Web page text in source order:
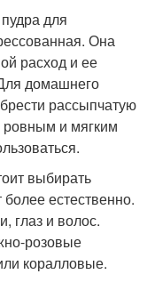
для
Она
расход и ее
домашнего
рассыпчатую
ровным и мягким
выбирать
естественно.
глаз и волос.
розовые
коралловые.